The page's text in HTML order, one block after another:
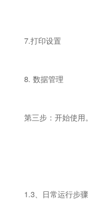
7.打印设置
8. 数据管理
第三步：开始使用。
1.3、日常运行步骤